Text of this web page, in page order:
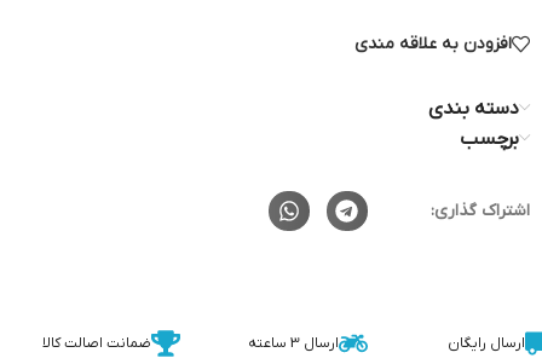
افزودن به علاقه مندی
دسته بندی
برچسب
اشتراک گذاری:
ارسال رایگان ارسال 3 ساعته ضمانت اصالت کالا